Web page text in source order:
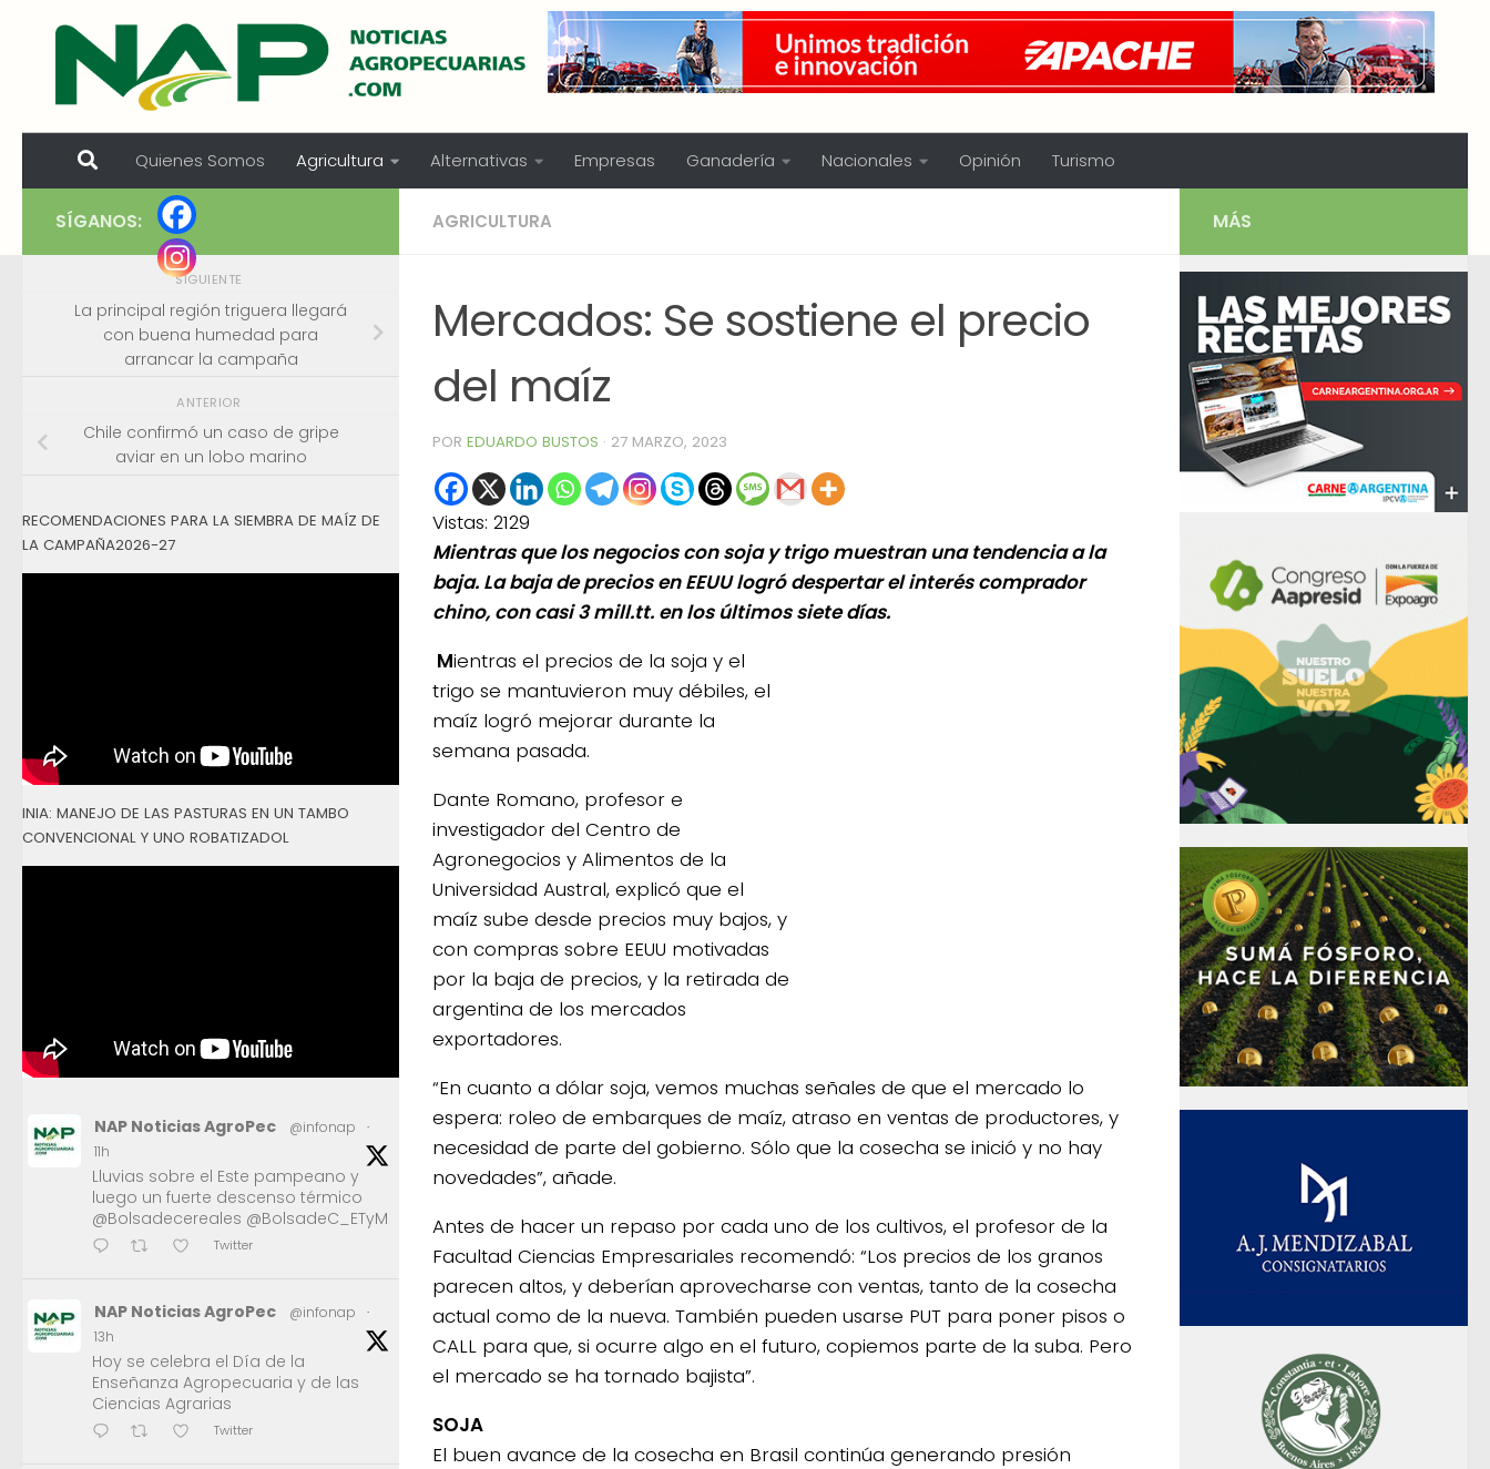
Skip to content
Quienes Somos Agricultura Alternativas Empresas Ganadería Nacionales Opinión Turismo
AGRICULTURA
Mercados: Se sostiene el precio
del maíz
POR EDUARDO BUSTOS · 27 MARZO, 2023
Vistas: 2129
Mientras que los negocios con soja y trigo muestran una tendencia a la
baja. La baja de precios en EEUU logró despertar el interés comprador
chino, con casi 3 mill.tt. en los últimos siete días.
Mientras el precios de la soja y el
trigo se mantuvieron muy débiles, el
maíz logró mejorar durante la
semana pasada.
Dante Romano, profesor e
investigador del Centro de
Agronegocios y Alimentos de la
Universidad Austral, explicó que el
maíz sube desde precios muy bajos, y
con compras sobre EEUU motivadas
por la baja de precios, y la retirada de
argentina de los mercados
exportadores.
“En cuanto a dólar soja, vemos muchas señales de que el mercado lo
espera: roleo de embarques de maíz, atraso en ventas de productores, y
necesidad de parte del gobierno. Sólo que la cosecha se inició y no hay
novedades”, añade.
Antes de hacer un repaso por cada uno de los cultivos, el profesor de la
Facultad Ciencias Empresariales recomendó: “Los precios de los granos
parecen altos, y deberían aprovecharse con ventas, tanto de la cosecha
actual como de la nueva. También pueden usarse PUT para poner pisos o
CALL para que, si ocurre algo en el futuro, copiemos parte de la suba. Pero
el mercado se ha tornado bajista”.
SOJA
El buen avance de la cosecha en Brasil continúa generando presión
SÍGANOS:
SIGUIENTE
La principal región triguera llegará
con buena humedad para
arrancar la campaña
ANTERIOR
Chile confirmó un caso de gripe
aviar en un lobo marino
RECOMENDACIONES PARA LA SIEMBRA DE MAÍZ DE
LA CAMPAÑA2026-27
INIA: MANEJO DE LAS PASTURAS EN UN TAMBO
CONVENCIONAL Y UNO ROBATIZADOL
NAP Noticias AgroPec @infonap
·
11h
Lluvias sobre el Este pampeano y
luego un fuerte descenso térmico
@Bolsadecereales @BolsadeC_ETyM
Twitter
NAP Noticias AgroPec @infonap
·
13h
Hoy se celebra el Día de la
Enseñanza Agropecuaria y de las
Ciencias Agrarias
Twitter
MÁS